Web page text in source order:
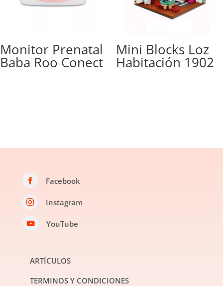
Monitor Prenatal
Baba Roo Conect
Mini Blocks Loz
Habitación 1902
 Facebook
 Instagram
 YouTube
ARTÍCULOS
TERMINOS Y CONDICIONES